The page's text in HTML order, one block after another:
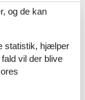
ruiner og et
og traditionelle
midt i
og de kan
statistik, hjælper
vil der blive